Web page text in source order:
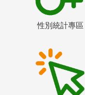
性別統計專區